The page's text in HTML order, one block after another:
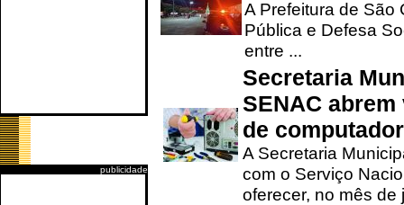
publicidade
A Prefeitura de São
Pública e Defesa
entre ...
Secretaria
SENAC
de
A Secretaria
com o Serviço
oferecer, no mês de